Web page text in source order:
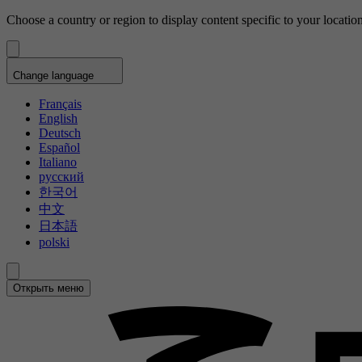
Choose a country or region to display content specific to your
Change language
Français
English
Deutsch
Español
Italiano
русский
한국어
中文
日本語
polski
Открыть меню